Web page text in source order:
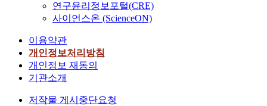
연구윤리정보포털(CRE)
사이언스온 (ScienceON)
이용약관
개인정보처리방침
개인정보 재동의
기관소개
저작물 게시중단요청